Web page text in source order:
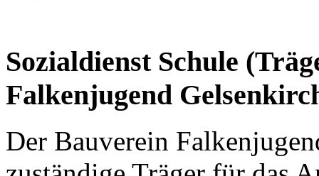
Sozialdienst Schule
Falkenjugend
Der Bauverein